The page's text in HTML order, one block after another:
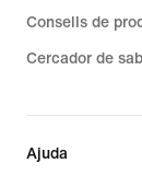
Consells de
Cercador de
Ajuda